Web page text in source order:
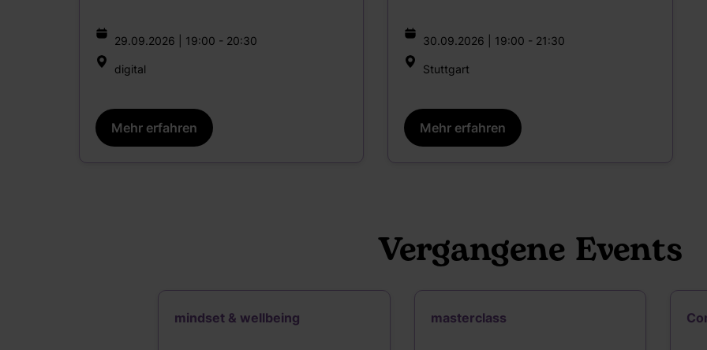
29.09.2026 | 19:00 - 20:30
digital
Mehr erfahren
30.09.2026 | 19:00 - 21:30
Stuttgart
Mehr erfahren
Vergangene Events
mindset & wellbeing masterclass